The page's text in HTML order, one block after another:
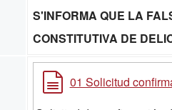
S'INFORMA QUE LA
CONSTITUTIVA DE
01 Solicitud